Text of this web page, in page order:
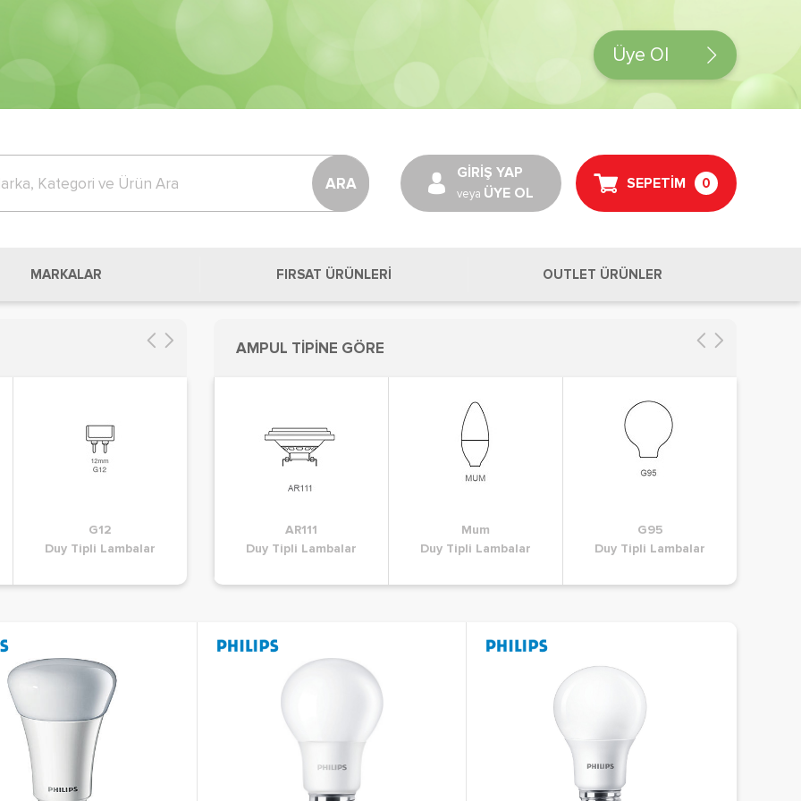
Üye Ol
ARA
GİRİŞ YAP
veya ÜYE OL
SEPETİM 0
MARKALAR FIRSAT ÜRÜNLERİ OUTLET ÜRÜNLER
G12
Duy Tipli Lambalar
G24
Duy Tipli Lambalar
Duy Tipli Lambalar
Duy Tipli Lambalar
AMPUL TİPİNE GÖRE
Duy Tipli Lambalar
AR111
Duy Tipli Lambalar
Mum
Duy Tipli Lambalar
G95
Duy Tipli Lambalar